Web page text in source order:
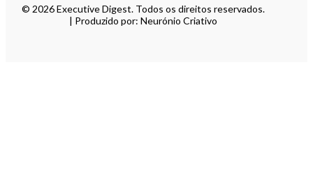
© 2026 Executive Digest. Todos os direitos reservados.
| Produzido por: Neurónio Criativo